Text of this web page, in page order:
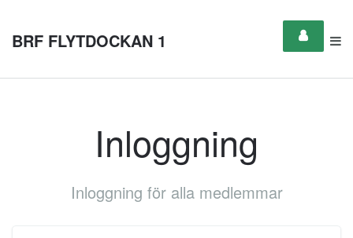
BRF FLYTDOCKAN 1
Inloggning
Inloggning för alla medlemmar